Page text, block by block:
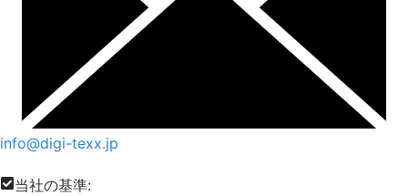
info@digi-texx.jp
当社の基準: